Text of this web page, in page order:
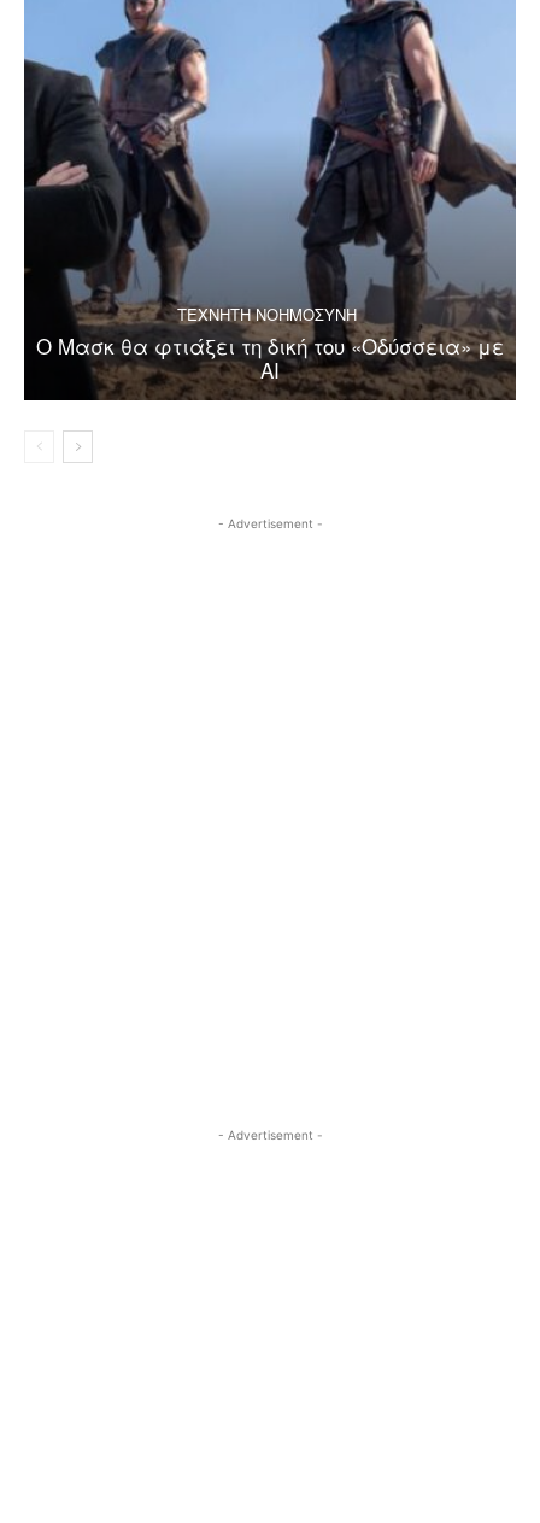
ΤΕΧΝΗΤΗ ΝΟΗΜΟΣΥΝΗ
Ο Μασκ θα φτιάξει τη δική του «Οδύσσεια» με
AI
- Advertisement -
- Advertisement -